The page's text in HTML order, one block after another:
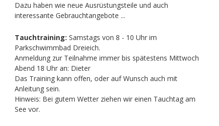
Dazu haben wie neue Ausrüstungsteile und auch
interessante Gebrauchtangebote ...
Tauchtraining: Samstags von 8 - 10 Uhr im
Parkschwimmbad Dreieich.
Anmeldung zur Teilnahme immer bis spätestens Mittwoch
Abend 18 Uhr an: Dieter
Das Training kann offen, oder auf Wunsch auch mit
Anleitung sein.
Hinweis: Bei gutem Wetter ziehen wir einen Tauchtag am
See vor.